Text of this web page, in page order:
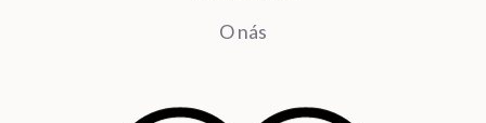
O nás